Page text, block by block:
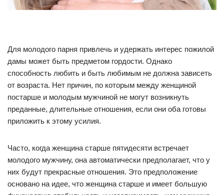
Для молодого парня привлечь и удержать интерес пожилой
дамы может быть предметом гордости. Однако
способность любить и быть любимым не должна зависеть
от возраста. Нет причин, по которым между женщиной
постарше и молодым мужчиной не могут возникнуть
преданные, длительные отношения, если они оба готовы
приложить к этому усилия.
Часто, когда женщина старше пятидесяти встречает
молодого мужчину, она автоматически предполагает, что у
них будут прекрасные отношения. Это предположение
основано на идее, что женщина старше и имеет большую